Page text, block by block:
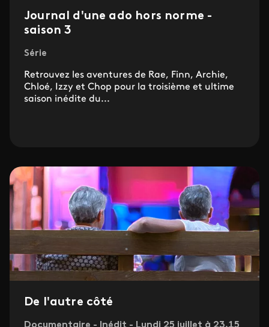
Journal d'une ado hors norme -
saison 3
Série
Retrouvez les aventures de Rae, Finn, Archie,
Chloé, Izzy et Chop pour la troisième et ultime
saison inédite du...
De l'autre côté